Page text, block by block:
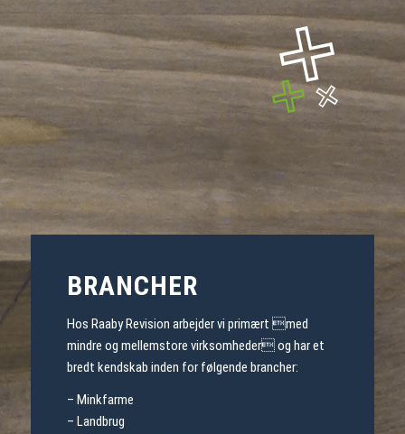
BRANCHER
Hos Raaby Revision arbejder vi primært med
mindre og mellemstore virksomheder og har et
bredt kendskab inden for følgende brancher:
– Minkfarme
– Landbrug